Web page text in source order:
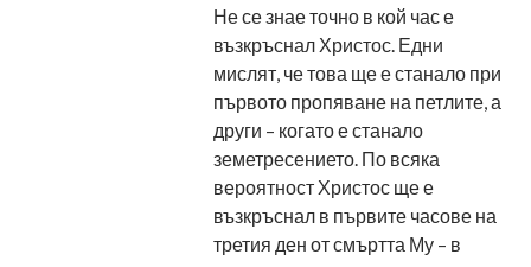
Не се знае точно в кой час е
възкръснал Христос. Едни
мислят, че това ще е станало при
първото пропяване на петлите, а
други – когато е станало
земетресението. По всяка
вероятност Христос ще е
възкръснал в първите часове на
третия ден от смъртта Му – в